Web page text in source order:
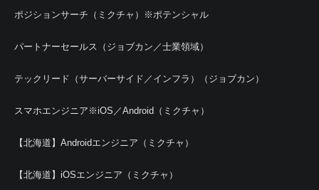
ポジションサーチ（ミクチャ）※ポテンシャル
パートナーセールス（ジョブカン／士業領域）
テックリード（サーバーサイド／インフラ）（ジョブカン）
スマホエンジニア※iOS／Android（ミクチャ）
【北海道】Androidエンジニア（ミクチャ）
【北海道】iOSエンジニア（ミクチャ）